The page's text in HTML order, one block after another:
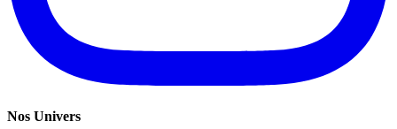
Nos Univers